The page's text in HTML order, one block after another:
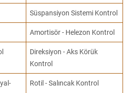
Süspansiyon Sistemi Kontrol
Amortisör - Helezon Kontrol
Direksiyon - Aks Körük
Kontrol
Rotil - Salıncak Kontrol